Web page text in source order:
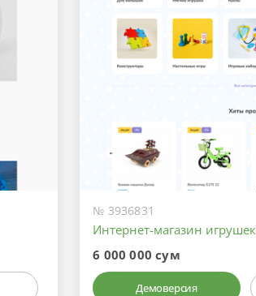
№ 3936831
Интернет-магазин игрушек
6 000 000 сум
Демоверсия